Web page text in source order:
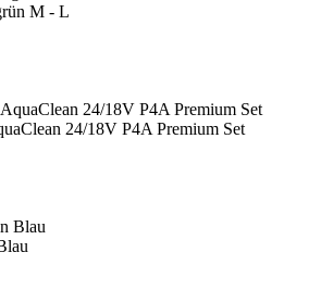
M - L
24/18V P4A Premium Set